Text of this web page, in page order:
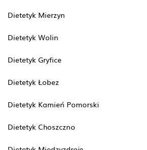
Dietetyk Mierzyn
Dietetyk Wolin
Dietetyk Gryfice
Dietetyk Łobez
Dietetyk Kamień Pomorski
Dietetyk Choszczno